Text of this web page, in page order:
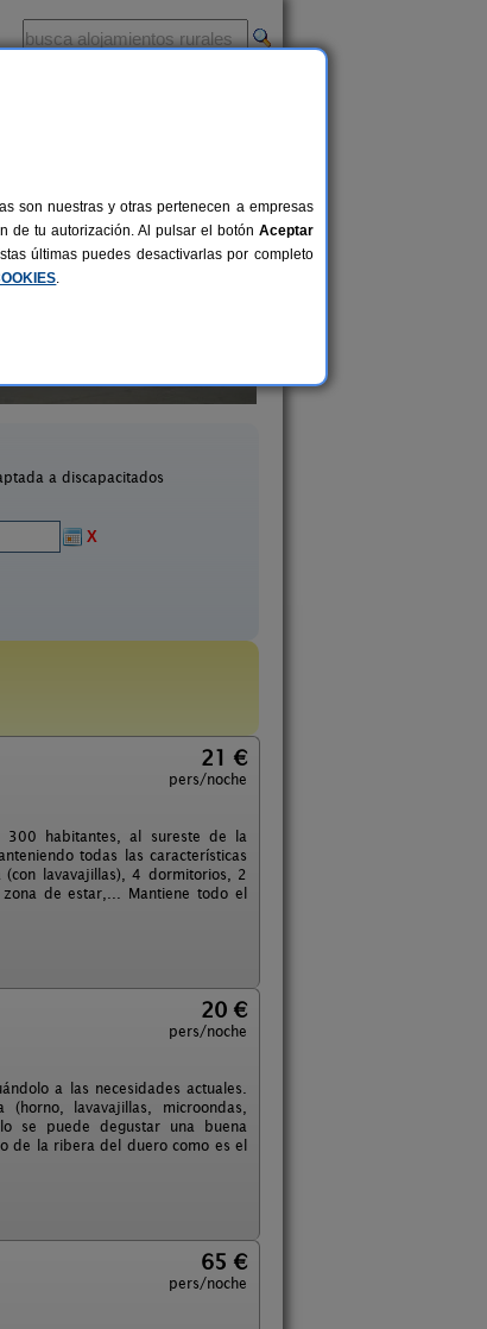
a discapacitados
X
21 €
pers/noche
300 habitantes, al sureste de la
todas las características
lavavajillas), 4 dormitorios, 2
de estar,... Mantiene todo el
20 €
pers/noche
a las necesidades actuales.
lavavajillas, microondas,
se puede degustar una buena
de la ribera del duero como es el
65 €
pers/noche
son nuestras y otras pertenecen a empresas
de tu autorización. Al pulsar el botón Aceptar
últimas puedes desactivarlas por completo
.